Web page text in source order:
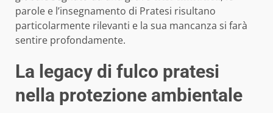
parole e l’insegnamento di Pratesi risultano
particolarmente rilevanti e la sua mancanza si farà
sentire profondamente.
La legacy di fulco pratesi
nella protezione ambientale